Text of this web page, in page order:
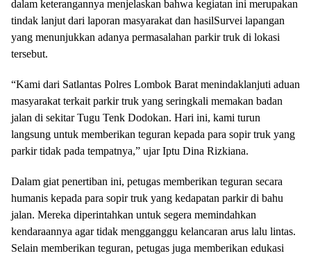
dalam keterangannya menjelaskan bahwa kegiatan ini merupakan
tindak lanjut dari laporan masyarakat dan hasilSurvei lapangan
yang menunjukkan adanya permasalahan parkir truk di lokasi
tersebut.
“Kami dari Satlantas Polres Lombok Barat menindaklanjuti aduan
masyarakat terkait parkir truk yang seringkali memakan badan
jalan di sekitar Tugu Tenk Dodokan. Hari ini, kami turun
langsung untuk memberikan teguran kepada para sopir truk yang
parkir tidak pada tempatnya,” ujar Iptu Dina Rizkiana.
Dalam giat penertiban ini, petugas memberikan teguran secara
humanis kepada para sopir truk yang kedapatan parkir di bahu
jalan. Mereka diperintahkan untuk segera memindahkan
kendaraannya agar tidak mengganggu kelancaran arus lalu lintas.
Selain memberikan teguran, petugas juga memberikan edukasi